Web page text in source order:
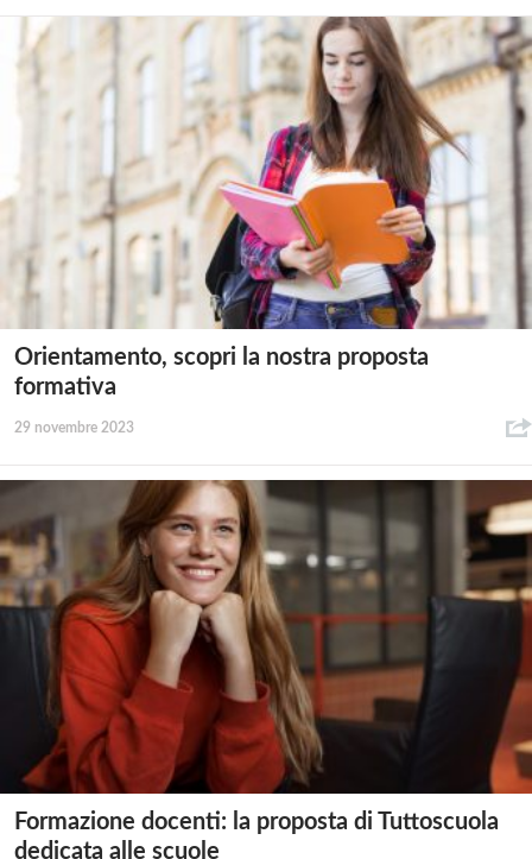
Orientamento, scopri la nostra proposta
formativa
29 novembre 2023
Formazione docenti: la proposta di Tuttoscuola
dedicata alle scuole